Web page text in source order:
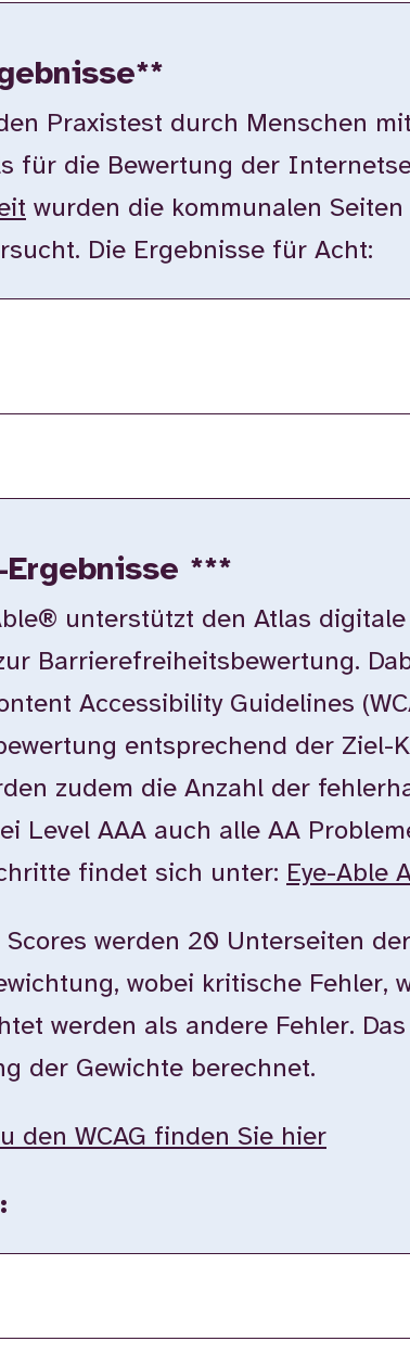
Praxistest durch Menschen
für die Bewertung der
wurden die kommunalen
Die Ergebnisse für Acht:
***
unterstützt den Atlas
Barrierefreiheitsbewertung.
Accessibility Guidelines
entsprechend der Ziel-
zudem die Anzahl der
Level AAA auch alle AA
findet sich unter: Eye-Able
werden 20 Unterseiten
wobei kritische Fehler,
werden als andere Fehler.
der Gewichte berechnet.
den WCAG finden Sie hier